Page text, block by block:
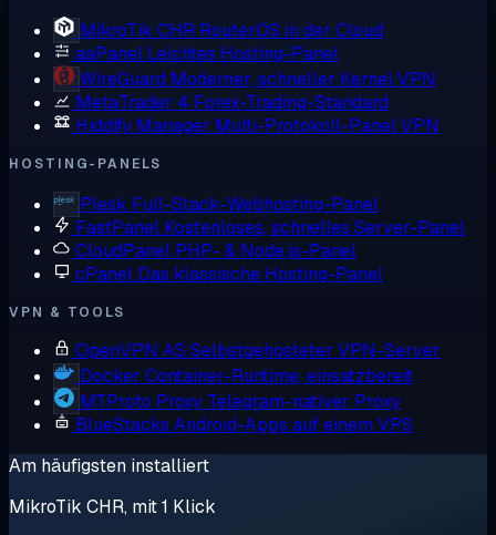
MikroTik CHR RouterOS in der Cloud
aaPanel Leichtes Hosting-Panel
WireGuard Moderner, schneller Kernel VPN
MetaTrader 4 Forex-Trading-Standard
Hiddify Manager Multi-Protokoll-Panel VPN
HOSTING-PANELS
Plesk Full-Stack-Webhosting-Panel
FastPanel Kostenloses, schnelles Server-Panel
CloudPanel PHP- & Node.js-Panel
cPanel Das klassische Hosting-Panel
VPN & TOOLS
OpenVPN AS Selbstgehosteter VPN-Server
Docker Container-Runtime, einsatzbereit
MTProto Proxy Telegram-nativer Proxy
BlueStacks Android-Apps auf einem VPS
Am häufigsten installiert
MikroTik CHR, mit 1 Klick